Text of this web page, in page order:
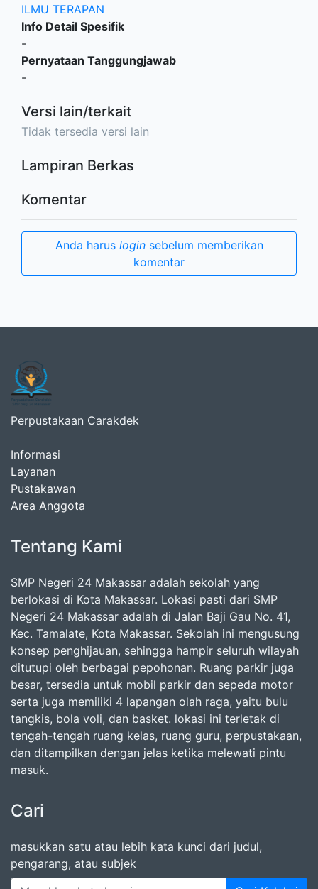
ILMU TERAPAN
Info Detail Spesifik
-
Pernyataan Tanggungjawab
-
Versi lain/terkait
Tidak tersedia versi lain
Lampiran Berkas
Komentar
Anda harus loginsebelum memberikan
komentar
Perpustakaan Carakdek
Informasi
Layanan
Pustakawan
Area Anggota
Tentang Kami
SMP Negeri 24 Makassar adalah sekolah yang
berlokasi di Kota Makassar. Lokasi pasti dari SMP
Negeri 24 Makassar adalah di Jalan Baji Gau No. 41,
Kec. Tamalate, Kota Makassar. Sekolah ini mengusung
konsep penghijauan, sehingga hampir seluruh wilayah
ditutupi oleh berbagai pepohonan. Ruang parkir juga
besar, tersedia untuk mobil parkir dan sepeda motor
serta juga memiliki 4 lapangan olah raga, yaitu bulu
tangkis, bola voli, dan basket. lokasi ini terletak di
tengah-tengah ruang kelas, ruang guru, perpustakaan,
dan ditampilkan dengan jelas ketika melewati pintu
masuk.
Cari
masukkan satu atau lebih kata kunci dari judul,
pengarang, atau subjek